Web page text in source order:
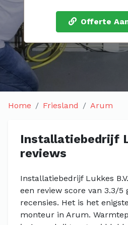
Offerte
Home Friesland Arum
Installatiebedrijf
reviews
Installatiebedrijf Lukkes
een review score van 3.3/5
recensies. Het is het
monteur in Arum.